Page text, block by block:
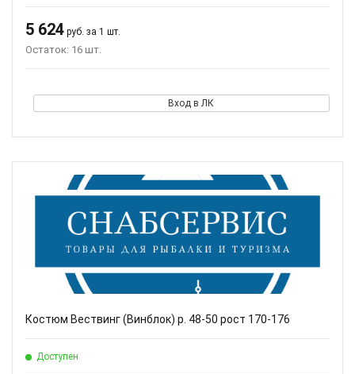
5 624 руб. за 1 шт.
Остаток: 16 шт.
Вход в ЛК
Костюм Вествинг (Винблок) р. 48-50 рост 170-176
Доступен